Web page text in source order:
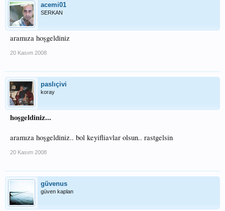
acemi01
SERKAN
aramıza hoşgeldiniz
20 Kasım 2008
paslıçivi
koray
hoşgeldiniz...
aramıza hoşgeldiniz.. bol keyifliavlar olsun.. rastgelsin
20 Kasım 2008
güvenus
güven kaplan